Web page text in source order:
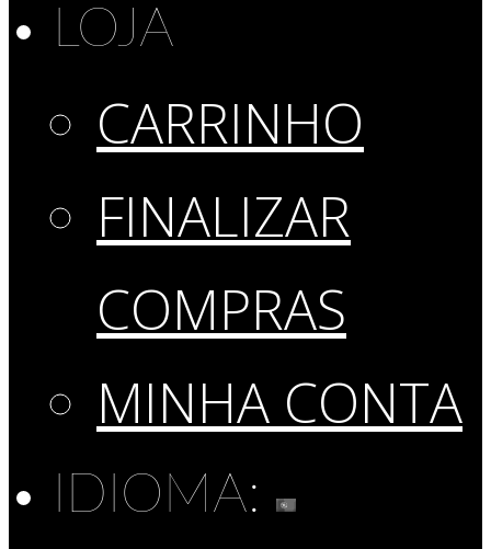
LOJA
CARRINHO
FINALIZAR
COMPRAS
MINHA CONTA
IDIOMA: